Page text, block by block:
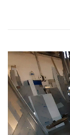
Lecteur
vidéo